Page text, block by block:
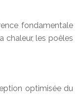
fondamentale
chaleur, les poêles
optimisée du